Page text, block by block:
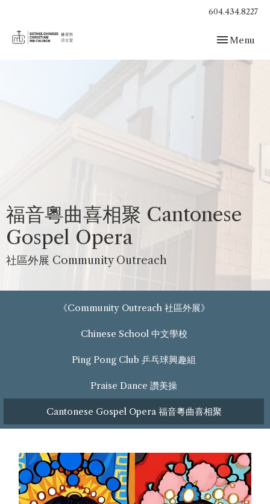
604.434.8227
Toggle
Menu
福音粵曲喜相聚 Cantonese
Gospel Opera
社區外展 Community Outreach
《Community Outreach 社區外展》
Chinese School 中文學校
Ping Pong Club 乒乓球興趣組
Praise Dance 讚美操
Cantonese Gospel Opera 福音粵曲喜相聚